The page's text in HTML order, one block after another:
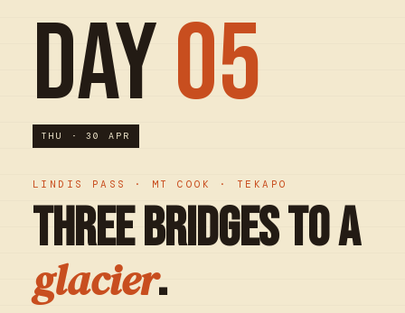
DAY05
THU · 30 APR
LINDIS PASS · MT COOK · TEKAPO
THREE BRIDGES TO A
glacier.